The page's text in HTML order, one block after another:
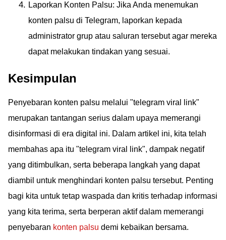
Laporkan Konten Palsu: Jika Anda menemukan
konten palsu di Telegram, laporkan kepada
administrator grup atau saluran tersebut agar mereka
dapat melakukan tindakan yang sesuai.
Kesimpulan
Penyebaran konten palsu melalui "telegram viral link"
merupakan tantangan serius dalam upaya memerangi
disinformasi di era digital ini. Dalam artikel ini, kita telah
membahas apa itu "telegram viral link", dampak negatif
yang ditimbulkan, serta beberapa langkah yang dapat
diambil untuk menghindari konten palsu tersebut. Penting
bagi kita untuk tetap waspada dan kritis terhadap informasi
yang kita terima, serta berperan aktif dalam memerangi
penyebaran konten palsu demi kebaikan bersama.